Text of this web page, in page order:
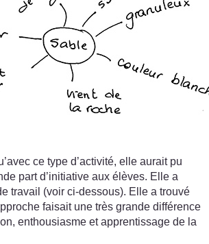
ce type d’activité, elle aurait pu
part d’initiative aux élèves. Elle a
travail (voir ci-dessous). Elle a trouvé
faisait une très grande différence
enthousiasme et apprentissage de la